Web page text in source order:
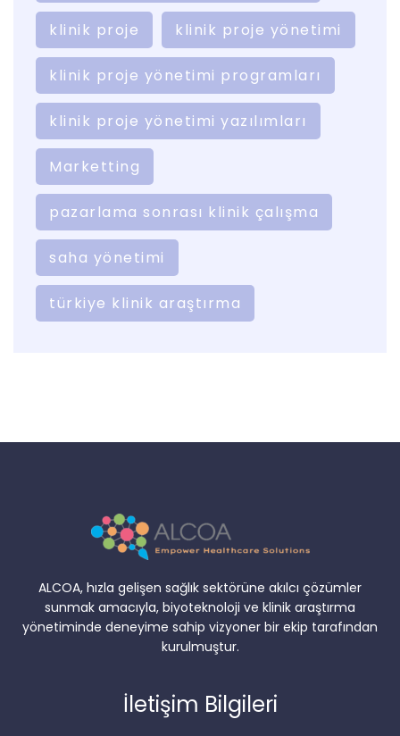
klinik proje klinik proje yönetimi
klinik proje yönetimi programları
klinik proje yönetimi yazılımları
Marketting
pazarlama sonrası klinik çalışma
saha yönetimi
türkiye klinik araştırma
ALCOA, hızla gelişen sağlık sektörüne akılcı çözümler
sunmak amacıyla, biyoteknoloji ve klinik araştırma
yönetiminde deneyime sahip vizyoner bir ekip tarafından
kurulmuştur.
İletişim Bilgileri